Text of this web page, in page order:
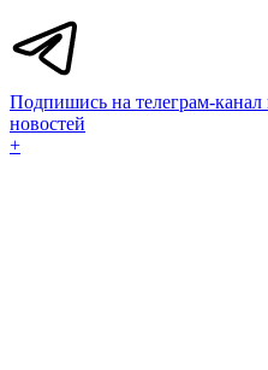
Подпишись на телеграм-канал
новостей
+